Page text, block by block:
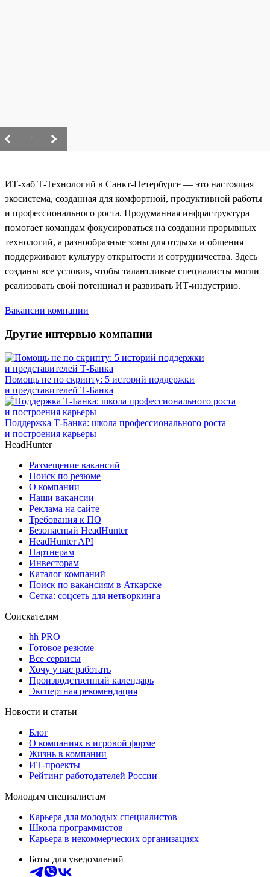
ИТ-хаб Т-Технологий в Санкт-Петербурге — это настоящая
экосистема, созданная для комфортной, продуктивной работы
и профессионального роста. Продуманная инфраструктура
помогает командам фокусироваться на создании прорывных
технологий, а разнообразные зоны для отдыха и общения
поддерживают культуру открытости и сотрудничества. Здесь
созданы все условия, чтобы талантливые специалисты могли
реализовать свой потенциал и развивать ИТ-индустрию.
Вакансии компании
Другие интервью компании
Помощь не по скрипту: 5 историй поддержки
и представителей Т-Банка
Поддержка Т-Банка: школа профессионального роста
и построения карьеры
HeadHunter
Размещение вакансий
Поиск по резюме
О компании
Наши вакансии
Реклама на сайте
Требования к ПО
Безопасный HeadHunter
HeadHunter API
Партнерам
Инвесторам
Каталог компаний
Поиск по вакансиям в Аткарске
Сетка: соцсеть для нетворкинга
Соискателям
hh PRO
Готовое резюме
Все сервисы
Хочу у вас работать
Производственный календарь
Экспертная рекомендация
Новости и статьи
Блог
О компаниях в игровой форме
Жизнь в компании
ИТ-проекты
Рейтинг работодателей России
Молодым специалистам
Карьера для молодых специалистов
Школа программистов
Карьера в некоммерческих организациях
Боты для уведомлений